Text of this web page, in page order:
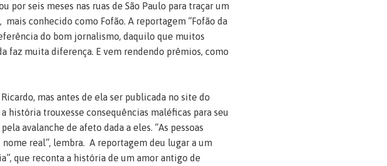
por seis meses nas ruas de São Paulo para traçar um
conhecido como Fofão. A reportagem “Fofão da
do bom jornalismo, daquilo que muitos
faz muita diferença. E vem rendendo prêmios, como
mas antes de ela ser publicada no site do
história trouxesse consequências maléficas para seu
avalanche de afeto dada a eles. “As pessoas
real”, lembra. A reportagem deu lugar a um
que reconta a história de um amor antigo de